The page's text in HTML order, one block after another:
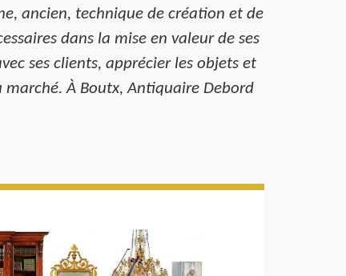
ancien, technique de création et de
dans la mise en valeur de ses
ses clients, apprécier les objets et
À Boutx, Antiquaire Debord